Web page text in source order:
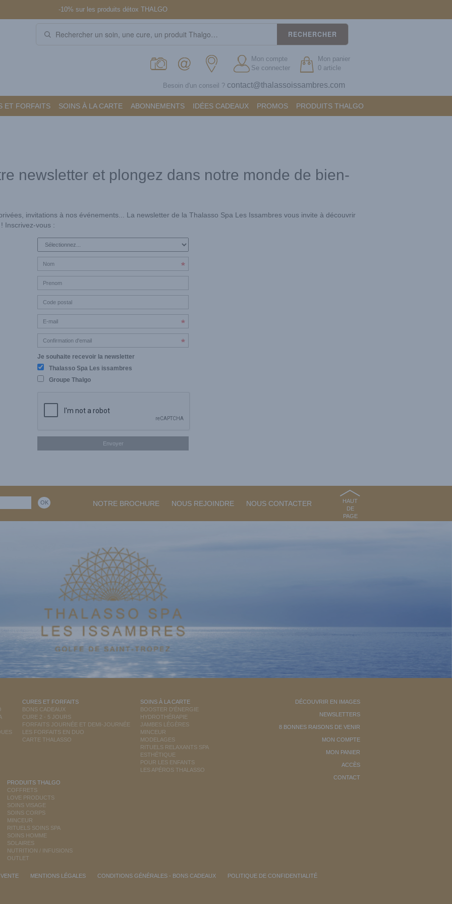
ET FORFAITS SOINS À LA CARTE ABONNEMENTS IDÉES CADEAUX PROMOS PRODUITS THALGO
-10% sur les produits détox THALGO
Besoin d'un conseil ? contact@thalassoissambres.com
RECHERCHER
Mon compte
Se connecter
Mon panier
0 article
newsletter et plongez dans notre monde de bien-
invitations à nos événements... La newsletter de la Thalasso Spa Les Issambres vous invite à découvrir
Inscrivez-vous :
Je souhaite recevoir la newsletter
Thalasso Spa Les issambres
Groupe Thalgo
NOTRE BROCHURE NOUS REJOINDRE NOUS CONTACTER
HAUT
DE
PAGE
CURES ET FORFAITS
BONS CADEAUX
CURE 2 - 5 JOURS
FORFAITS JOURNÉE ET DEMI-JOURNÉE
LES FORFAITS EN DUO
CARTE THALASSO
SOINS À LA CARTE
BOOSTER D'ÉNERGIE
HYDROTHÉRAPIE
JAMBES LÉGÈRES
MINCEUR
MODELAGES
RITUELS RELAXANTS SPA
ESTHÉTIQUE
POUR LES ENFANTS
LES APÉROS THALASSO
PRODUITS THALGO
COFFRETS
LOVE PRODUCTS
SOINS VISAGE
SOINS CORPS
MINCEUR
RITUELS SOINS SPA
SOINS HOMME
SOLAIRES
NUTRITION / INFUSIONS
OUTLET
DÉCOUVRIR EN IMAGES
NEWSLETTERS
8 BONNES RAISONS DE VENIR
MON COMPTE
MON PANIER
ACCÈS
CONTACT
MENTIONS LÉGALES CONDITIONS GÉNÉRALES - BONS CADEAUX POLITIQUE DE CONFIDENTIALITÉ